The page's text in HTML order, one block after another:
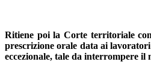
Ritiene poi la Corte territoriale
prescrizione orale data ai
eccezionale, tale da interrompere il